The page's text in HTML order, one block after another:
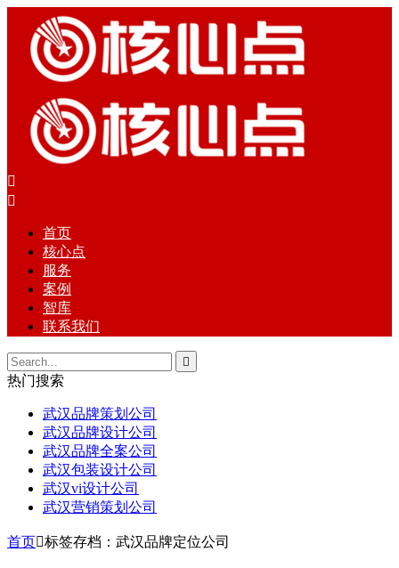


首页
核心点
服务
案例
智库
联系我们

热门搜索
武汉品牌策划公司
武汉品牌设计公司
武汉品牌全案公司
武汉包装设计公司
武汉vi设计公司
武汉营销策划公司
首页标签存档：武汉品牌定位公司